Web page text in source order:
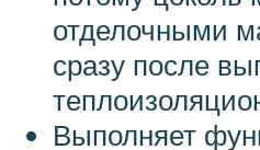
отделочными
сразу после
Выполняет